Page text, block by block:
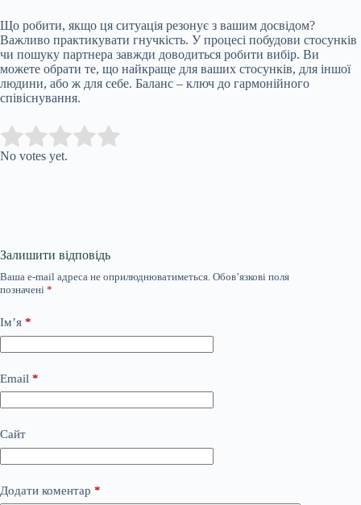
Що робити, якщо ця ситуація резонує з вашим досвідом?
Важливо практикувати гнучкість. У процесі побудови стосунків
чи пошуку партнера завжди доводиться робити вибір. Ви
можете обрати те, що найкраще для ваших стосунків, для іншої
людини, або ж для себе. Баланс – ключ до гармонійного
співіснування.
Rate this item:
No votes yet.
Залишити відповідь
Ваша e-mail адреса не оприлюднюватиметься. Обов’язкові поля
позначені *
Ім’я *
Email *
Сайт
Додати коментар *